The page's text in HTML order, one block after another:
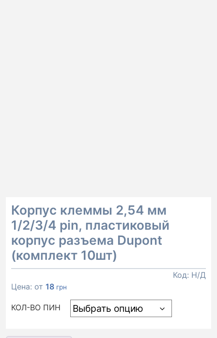
Корпус клеммы 2,54 мм
1/2/3/4 pin, пластиковый
корпус разъема Dupont
(комплект 10шт)
Код: Н/Д
Цена: от18 грн
КОЛ-ВО ПИН